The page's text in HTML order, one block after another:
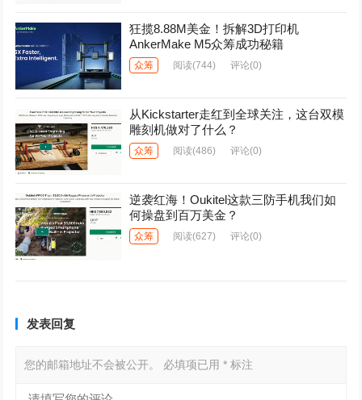
狂揽8.88M美金！拆解3D打印机
AnkerMake M5众筹成功秘籍
众筹 阅读(744) 评论(0)
从Kickstarter走红到全球关注，这台双模
雕刻机做对了什么？
众筹 阅读(486) 评论(0)
逆袭红海！Oukitel这款三防手机我们如
何操盘到百万美金？
众筹 阅读(627) 评论(0)
发表回复
您的邮箱地址不会被公开。 必填项已用* 标注